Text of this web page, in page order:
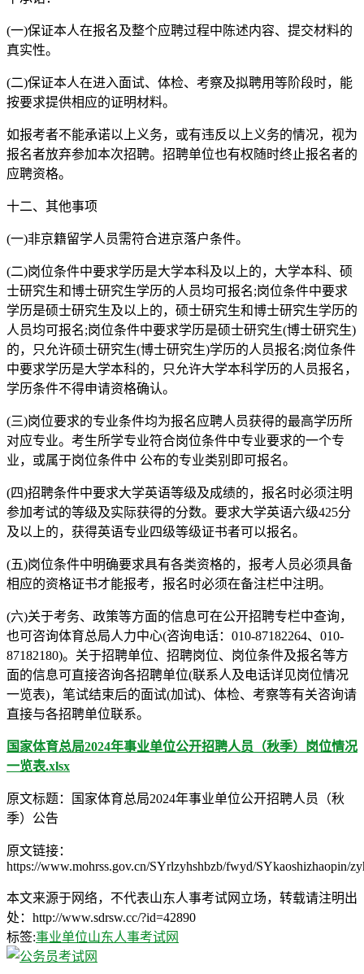
(一)保证本人在报名及整个应聘过程中陈述内容、提交材料的
真实性。
(二)保证本人在进入面试、体检、考察及拟聘用等阶段时，能
按要求提供相应的证明材料。
如报考者不能承诺以上义务，或有违反以上义务的情况，视为
报名者放弃参加本次招聘。招聘单位也有权随时终止报名者的
应聘资格。
十二、其他事项
(一)非京籍留学人员需符合进京落户条件。
(二)岗位条件中要求学历是大学本科及以上的，大学本科、硕
士研究生和博士研究生学历的人员均可报名;岗位条件中要求
学历是硕士研究生及以上的，硕士研究生和博士研究生学历的
人员均可报名;岗位条件中要求学历是硕士研究生(博士研究生)
的，只允许硕士研究生(博士研究生)学历的人员报名;岗位条件
中要求学历是大学本科的，只允许大学本科学历的人员报名，
学历条件不得申请资格确认。
(三)岗位要求的专业条件均为报名应聘人员获得的最高学历所
对应专业。考生所学专业符合岗位条件中专业要求的一个专
业，或属于岗位条件中 公布的专业类别即可报名。
(四)招聘条件中要求大学英语等级及成绩的，报名时必须注明
参加考试的等级及实际获得的分数。要求大学英语六级425分
及以上的，获得英语专业四级等级证书者可以报名。
(五)岗位条件中明确要求具有各类资格的，报考人员必须具备
相应的资格证书才能报考，报名时必须在备注栏中注明。
(六)关于考务、政策等方面的信息可在公开招聘专栏中查询，
也可咨询体育总局人力中心(咨询电话：010-87182264、010-
87182180)。关于招聘单位、招聘岗位、岗位条件及报名等方
面的信息可直接咨询各招聘单位(联系人及电话详见岗位情况
一览表)，笔试结束后的面试(加试)、体检、考察等有关咨询请
直接与各招聘单位联系。
国家体育总局2024年事业单位公开招聘人员（秋季）岗位情况
一览表.xlsx
原文标题：国家体育总局2024年事业单位公开招聘人员（秋
季）公告
原文链接：
https://www.mohrss.gov.cn/SYrlzyhshbzb/fwyd/SYkaoshizhaopin/
本文来源于网络，不代表山东人事考试网立场，转载请注明出
处：http://www.sdrsw.cc/?id=42890
标签:事业单位山东人事考试网